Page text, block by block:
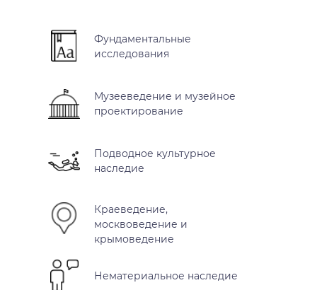
Фундаментальные
исследования
Музееведение и музейное
проектирование
Подводное культурное
наследие
Краеведение,
москвоведение и
крымоведение
Нематериальное наследие